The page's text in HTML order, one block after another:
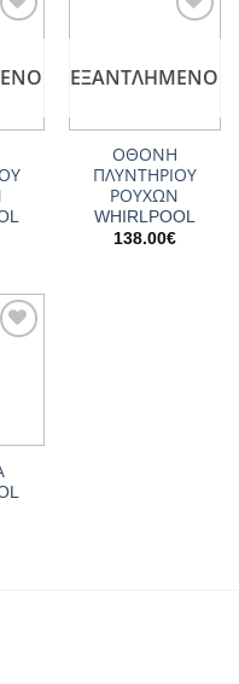
ΕΞΑΝΤΛΗΜΈΝΟ
ΟΘΟΝΗ
ΠΛΥΝΤΗΡΙΟΥ
ΡΟΥΧΩΝ
WHIRLPOOL
138.00€